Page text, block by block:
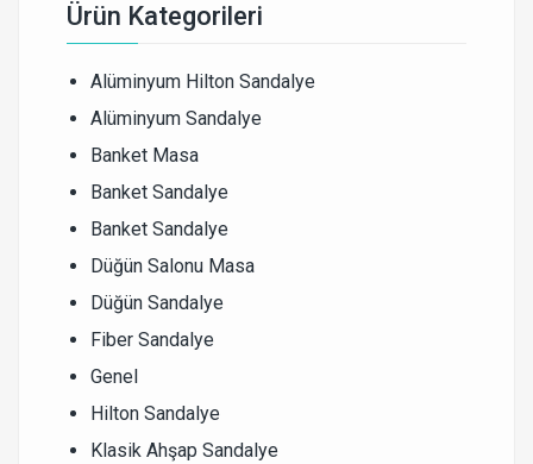
Ürün Kategorileri
Alüminyum Hilton Sandalye
Alüminyum Sandalye
Banket Masa
Banket Sandalye
Banket Sandalye
Düğün Salonu Masa
Düğün Sandalye
Fiber Sandalye
Genel
Hilton Sandalye
Klasik Ahşap Sandalye